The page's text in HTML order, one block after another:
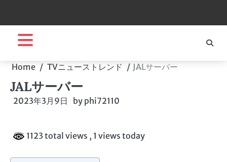
Home TVニューストレンド JALサーバー
JALサーバー
2023年3月9日 by phi72110
1123 total views , 1 views today